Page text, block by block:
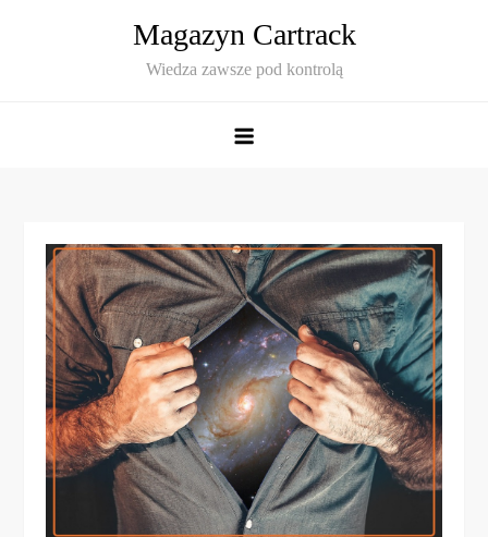
Magazyn Cartrack
Wiedza zawsze pod kontrolą